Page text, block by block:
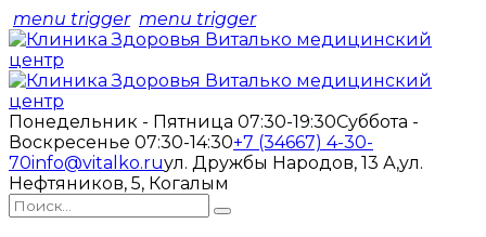
menu trigger menu trigger
Понедельник - Пятница 07:30-19:30Суббота -
Воскресенье 07:30-14:30+7 (34667) 4-30-
70info@vitalko.ruул. Дружбы Народов, 13 А,ул.
Нефтяников, 5, Когалым